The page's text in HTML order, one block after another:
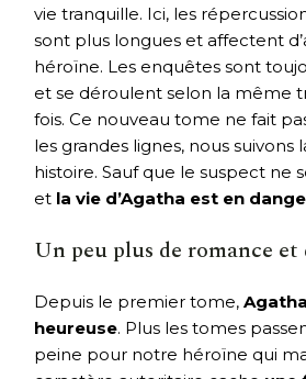
vie tranquille. Ici, les
sont plus longues et affectent
héroïne. Les enquêtes sont
et se déroulent selon la même
fois. Ce nouveau tome ne fait
les grandes lignes, nous suivons
histoire. Sauf que le suspect ne
et la vie d’Agatha est en
Un peu plus de romance et
Depuis le premier tome,
heureuse. Plus les tomes
peine pour notre héroïne qui